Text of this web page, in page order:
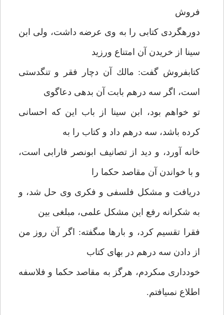
فروش
دوره‏گردى كتابى را به وى عرضه داشت، ولى ابن
سينا از خريدن آن امتناع ورزيد
كتابفروش گفت: مالك آن دچار فقر و تنگدستى
است، اگر سه درهم بابت آن بدهى دعاگوى
تو خواهم بود، ابن سينا از باب اين كه احسانى
كرده باشد، سه درهم داد و كتاب را به
خانه آورد، و ديد از تصانيف ابونصر فارابى است،
و با خواندن آن مقاصد حكما را
دريافت و مشكل فلسفى و فكرى وى حل شد، و
به شكرانه رفع اين مشكل علمى، مبلغى بين
فقرا تقسيم كرد، و بارها مى‏گفته: اگر آن روز من
از دادن سه درهم در بهاى كتاب
خوددارى مى‏كردم، هرگز به مقاصد حكما و فلاسفه
اطلاع نمى‏يافتم.